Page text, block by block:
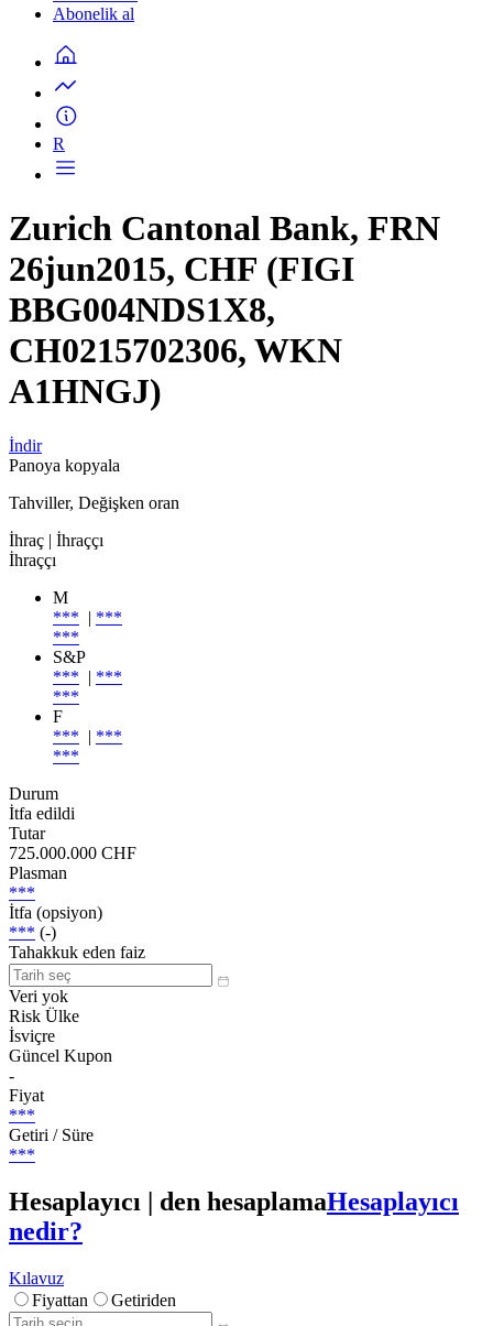
Abonelik al
R
Zurich Cantonal Bank, FRN
26jun2015, CHF (FIGI
BBG004NDS1X8,
CH0215702306, WKN
A1HNGJ)
İndir
Panoya kopyala
Tahviller, Değişken oran
İhraç | İhraççı
İhraççı
M
*** | ***
***
S&P
*** | ***
***
F
*** | ***
***
Durum
İtfa edildi
Tutar
725.000.000 CHF
Plasman
***
İtfa (opsiyon)
*** (-)
Tahakkuk eden faiz
Veri yok
Risk Ülke
İsviçre
Güncel Kupon
-
Fiyat
***
Getiri / Süre
***
Hesaplayıcı | den hesaplamaHesaplayıcı
nedir?
Kılavuz
Fiyattan
Getiriden